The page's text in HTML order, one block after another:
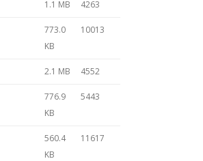
1.1 MB 4263
773.0
KB
10013
2.1 MB 4552
776.9
KB
5443
560.4
KB
11617